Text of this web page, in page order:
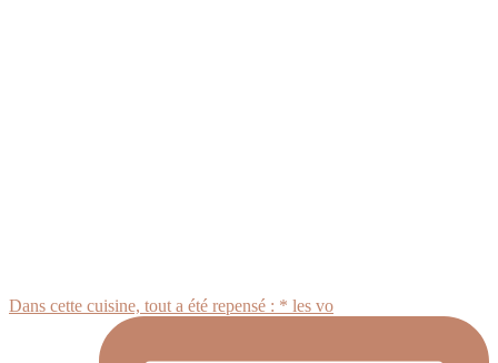
Dans cette cuisine, tout a été repensé : * les vo